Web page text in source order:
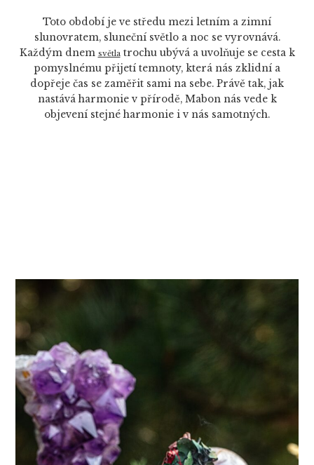
Toto období je ve středu mezi letním a zimní
slunovratem, sluneční světlo a noc se vyrovnává.
Každým dnem světlatrochu ubývá a uvolňuje se cesta k
pomyslnému přijetí temnoty, která nás zklidní a
dopřeje čas se zaměřit sami na sebe. Právě tak, jak
nastává harmonie v přírodě, Mabon nás vede k
objevení stejné harmonie i v nás samotných.